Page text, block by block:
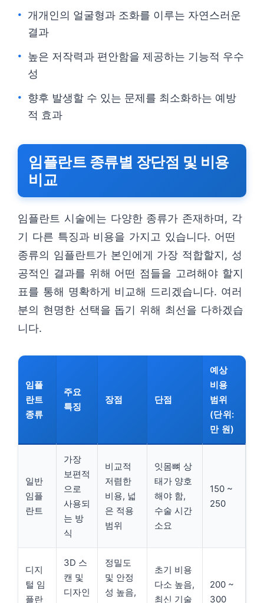
개개인의 얼굴형과 조화를 이루는 자연스러운
결과
높은 저작력과 편안함을 제공하는 기능적 우수
성
향후 발생할 수 있는 문제를 최소화하는 예방
적 효과
임플란트 종류별 장단점 및 비용
비교
임플란트 시술에는 다양한 종류가 존재하며, 각
기 다른 특징과 비용을 가지고 있습니다. 어떤
종류의 임플란트가 본인에게 가장 적합할지, 성
공적인 결과를 위해 어떤 점들을 고려해야 할지
표를 통해 명확하게 비교해 드리겠습니다. 여러
분의 현명한 선택을 돕기 위해 최선을 다하겠습
니다.
임플
란트
종류
주요
특징
장점 단점
예상
비용
범위
(단위:
만 원)
일반
임플
란트
가장
보편적
으로
사용되
는 방
식
비교적
저렴한
비용, 넓
은 적용
범위
잇몸뼈 상
태가 양호
해야 함,
수술 시간
소요
150 ~
250
디지
털 임
플란
3D 스
캔 및
디자인
정밀도
및 안정
성 높음,
초기 비용
다소 높음,
최신 기술
200 ~
300